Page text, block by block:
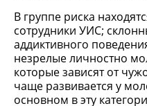
В группе риска
сотрудники УИС;
аддиктивного
незрелые личностно
которые зависят от
чаще развивается у
основном в эту